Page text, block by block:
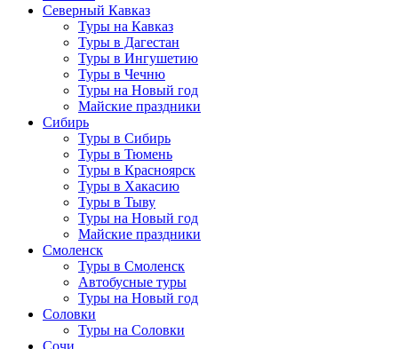
Северный Кавказ
Туры на Кавказ
Туры в Дагестан
Туры в Ингушетию
Туры в Чечню
Туры на Новый год
Майские праздники
Сибирь
Туры в Сибирь
Туры в Тюмень
Туры в Красноярск
Туры в Хакасию
Туры в Тыву
Туры на Новый год
Майские праздники
Смоленск
Туры в Смоленск
Автобусные туры
Туры на Новый год
Соловки
Туры на Соловки
Сочи